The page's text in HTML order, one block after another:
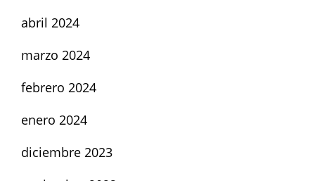
abril 2024
marzo 2024
febrero 2024
enero 2024
diciembre 2023